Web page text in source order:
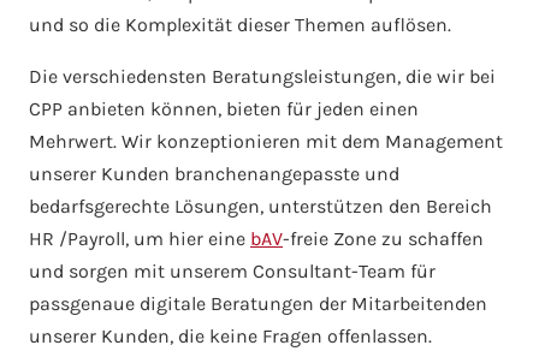
und so die Komplexität dieser Themen auflösen.
Die verschiedensten Beratungsleistungen, die wir bei
CPP anbieten können, bieten für jeden einen
Mehrwert. Wir konzeptionieren mit dem Management
unserer Kunden branchenangepasste und
bedarfsgerechte Lösungen, unterstützen den Bereich
HR /Payroll, um hier eine bAV-freie Zone zu schaffen
und sorgen mit unserem Consultant-Team für
passgenaue digitale Beratungen der Mitarbeitenden
unserer Kunden, die keine Fragen offenlassen.